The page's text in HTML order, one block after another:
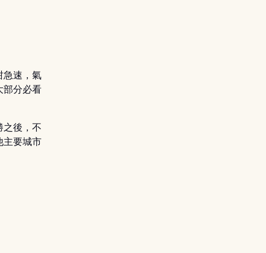
急速，氣
部分必看
之後，不
主要城市